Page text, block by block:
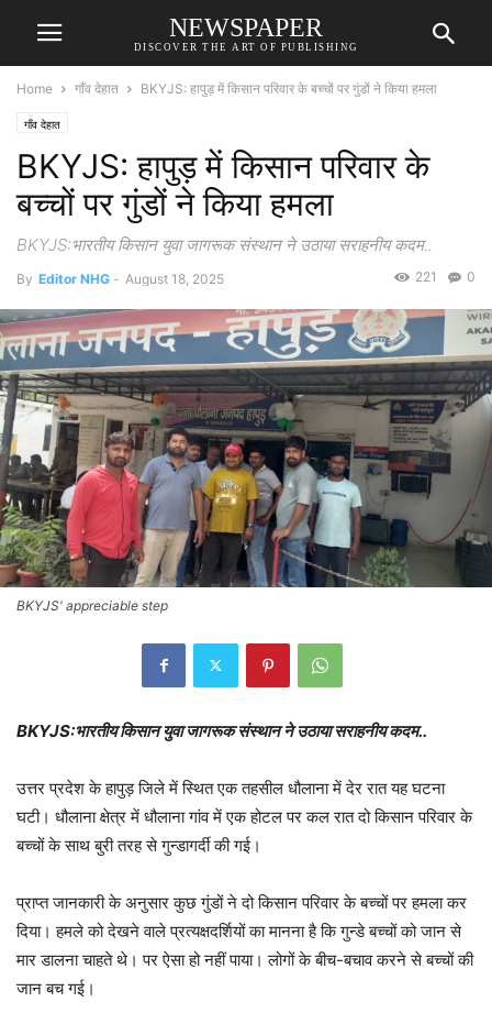
NEWSPAPER
DISCOVER THE ART OF PUBLISHING
Home गाँव देहात BKYJS: हापुड़ में किसान परिवार के बच्चों पर गुंडों ने किया हमला
गाँव देहात
BKYJS: हापुड़ में किसान परिवार के
बच्चों पर गुंडों ने किया हमला
BKYJS:भारतीय किसान युवा जागरूक संस्थान ने उठाया सराहनीय कदम..
By Editor NHG - August 18, 2025 0
221
BKYJS' appreciable step
BKYJS:भारतीय किसान युवा जागरूक संस्थान ने उठाया सराहनीय कदम..
उत्तर प्रदेश के हापुड़ जिले में स्थित एक तहसील धौलाना में देर रात यह घटना
घटी। धौलाना क्षेत्र में धौलाना गांव में एक होटल पर कल रात दो किसान परिवार के
बच्चों के साथ बुरी तरह से गुन्डागर्दी की गई।
प्राप्त जानकारी के अनुसार कुछ गुंडों ने दो किसान परिवार के बच्चों पर हमला कर
दिया। हमले को देखने वाले प्रत्यक्षदर्शियों का मानना है कि गुन्डे बच्चों को जान से
मार डालना चाहते थे। पर ऐसा हो नहीं पाया। लोगों के बीच-बचाव करने से बच्चों की
जान बच गई।